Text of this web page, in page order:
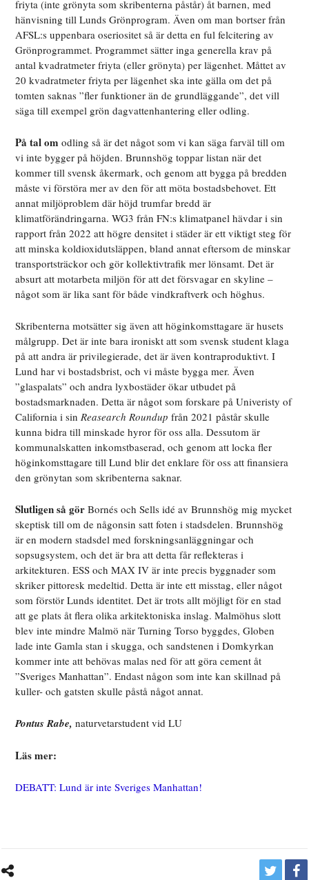
friyta (inte grönyta som skribenterna påstår) åt barnen, med
hänvisning till Lunds Grönprogram. Även om man bortser från
AFSL:s uppenbara oseriositet så är detta en ful felcitering av
Grönprogrammet. Programmet sätter inga generella krav på
antal kvadratmeter friyta (eller grönyta) per lägenhet. Måttet av
20 kvadratmeter friyta per lägenhet ska inte gälla om det på
tomten saknas ”fler funktioner än de grundläggande”, det vill
säga till exempel grön dagvattenhantering eller odling.
På tal om odling så är det något som vi kan säga farväl till om
vi inte bygger på höjden. Brunnshög toppar listan när det
kommer till svensk åkermark, och genom att bygga på bredden
måste vi förstöra mer av den för att möta bostadsbehovet. Ett
annat miljöproblem där höjd trumfar bredd är
klimatförändringarna. WG3 från FN:s klimatpanel hävdar i sin
rapport från 2022 att högre densitet i städer är ett viktigt steg för
att minska koldioxidutsläppen, bland annat eftersom de minskar
transportsträckor och gör kollektivtrafik mer lönsamt. Det är
absurt att motarbeta miljön för att det försvagar en skyline –
något som är lika sant för både vindkraftverk och höghus.
Skribenterna motsätter sig även att höginkomsttagare är husets
målgrupp. Det är inte bara ironiskt att som svensk student klaga
på att andra är privilegierade, det är även kontraproduktivt. I
Lund har vi bostadsbrist, och vi måste bygga mer. Även
”glaspalats” och andra lyxbostäder ökar utbudet på
bostadsmarknaden. Detta är något som forskare på Univeristy of
California i sinReasearch Roundup från 2021 påstår skulle
kunna bidra till minskade hyror för oss alla. Dessutom är
kommunalskatten inkomstbaserad, och genom att locka fler
höginkomsttagare till Lund blir det enklare för oss att finansiera
den grönytan som skribenterna saknar.
Slutligen så gör Bornés och Sells idé av Brunnshög mig mycket
skeptisk till om de någonsin satt foten i stadsdelen. Brunnshög
är en modern stadsdel med forskningsanläggningar och
sopsugsystem, och det är bra att detta får reflekteras i
arkitekturen. ESS och MAX IV är inte precis byggnader som
skriker pittoresk medeltid. Detta är inte ett misstag, eller något
som förstör Lunds identitet. Det är trots allt möjligt för en stad
att ge plats åt flera olika arkitektoniska inslag. Malmöhus slott
blev inte mindre Malmö när Turning Torso byggdes, Globen
lade inte Gamla stan i skugga, och sandstenen i Domkyrkan
kommer inte att behövas malas ned för att göra cement åt
”Sveriges Manhattan”. Endast någon som inte kan skillnad på
kuller- och gatsten skulle påstå något annat.
Pontus Rabe,naturvetarstudent vid LU
Läs mer:
DEBATT: Lund är inte Sveriges Manhattan!